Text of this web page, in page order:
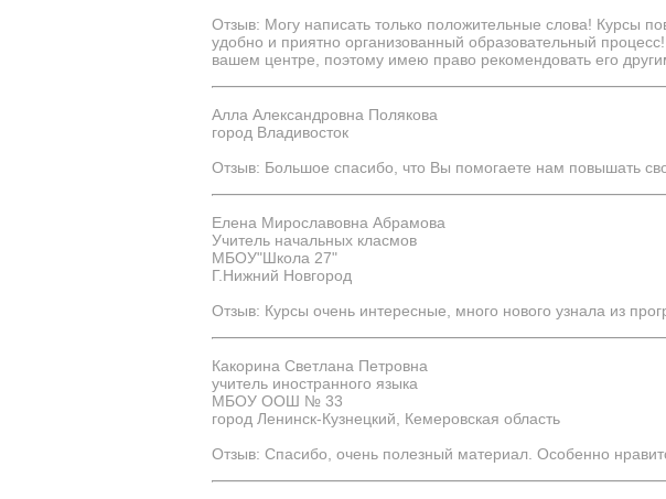
Отзыв: Могу написать только положительные слова! Курсы
удобно и приятно организованный образовательный
вашем центре, поэтому имею право рекомендовать его
Алла Александровна Полякова
город Владивосток
Отзыв: Большое спасибо, что Вы помогаете нам повышать
Елена Мирославовна Абрамова
Учитель начальных класмов
МБОУ"Школа 27"
Г.Нижний Новгород
Отзыв: Курсы очень интересные, много нового узнала из
Какорина Светлана Петровна
учитель иностранного языка
МБОУ ООШ № 33
город Ленинск-Кузнецкий, Кемеровская область
Отзыв: Спасибо, очень полезный материал. Особенно